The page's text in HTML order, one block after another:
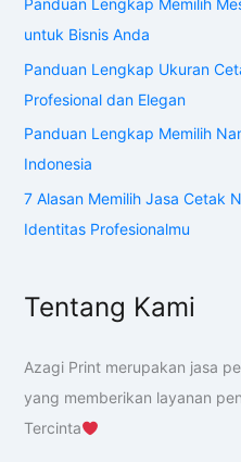
Panduan Lengkap Memilih
untuk Bisnis Anda
Panduan Lengkap Ukuran
Profesional dan Elegan
Panduan Lengkap Memilih
Indonesia
7 Alasan Memilih Jasa Cetak
Identitas Profesionalmu
Tentang Kami
Azagi Print merupakan jasa
yang memberikan layanan
Tercinta